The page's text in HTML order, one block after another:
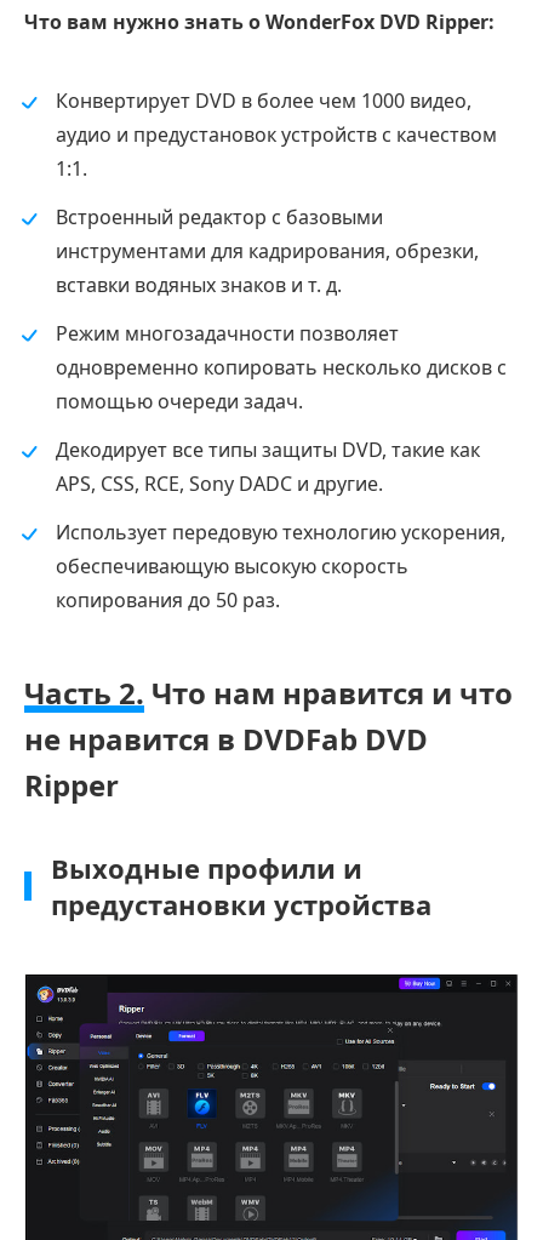
Что вам нужно знать о WonderFox DVD Ripper:
Конвертирует DVD в более чем 1000 видео,
аудио и предустановок устройств с качеством
1:1.
Встроенный редактор с базовыми
инструментами для кадрирования, обрезки,
вставки водяных знаков и т. д.
Режим многозадачности позволяет
одновременно копировать несколько дисков с
помощью очереди задач.
Декодирует все типы защиты DVD, такие как
APS, CSS, RCE, Sony DADC и другие.
Использует передовую технологию ускорения,
обеспечивающую высокую скорость
копирования до 50 раз.
Часть 2. Что нам нравится и что
не нравится в DVDFab DVD
Ripper
Выходные профили и
предустановки устройства